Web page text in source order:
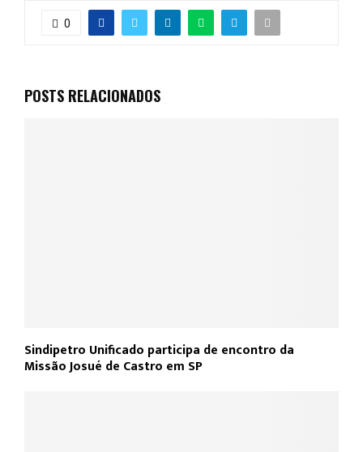
0
POSTS RELACIONADOS
Sindipetro Unificado participa de encontro da
Missão Josué de Castro em SP